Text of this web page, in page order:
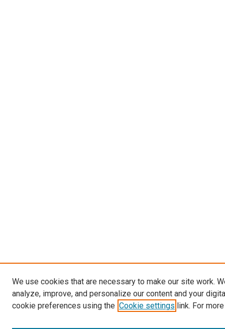
We use cookies that are necessary to make our site work.
analyze, improve, and personalize our content and your
cookie preferences using the Cookie settings link. For